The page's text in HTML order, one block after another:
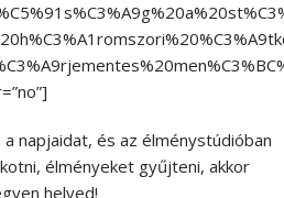
napjaidat, és az élménystúdióban
élményeket gyűjteni, akkor
helyed!